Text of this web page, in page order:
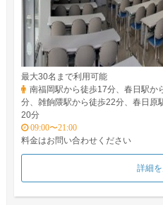
最大30名まで利用可能
南福岡駅から徒歩17分、春日駅か
分、雑餉隈駅から徒歩22分、春日原
20分
09:00〜21:00
料金はお問い合わせください
詳細